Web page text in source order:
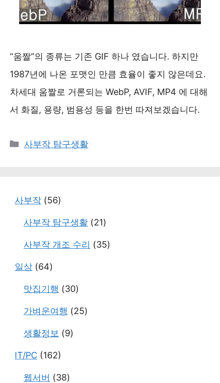
“움짤”의 종류는 기존 GIF 하나 였습니다. 하지만
1987년에 나온 포맷인 만큼 효율이 좋지 않은데요.
차세대 움짤로 거론되는 WebP, AVIF, MP4 에 대해
서 화질, 용량, 범용성 등을 한번 따져보겠습니다.
카
사부작 탐구생활
사부작 (56)
사부작 탐구생활 (21)
사부작 개조 수리 (35)
일상 (64)
맛집기행 (30)
가벼운여행 (25)
생활정보 (9)
IT/PC (162)
웹서버 (38)